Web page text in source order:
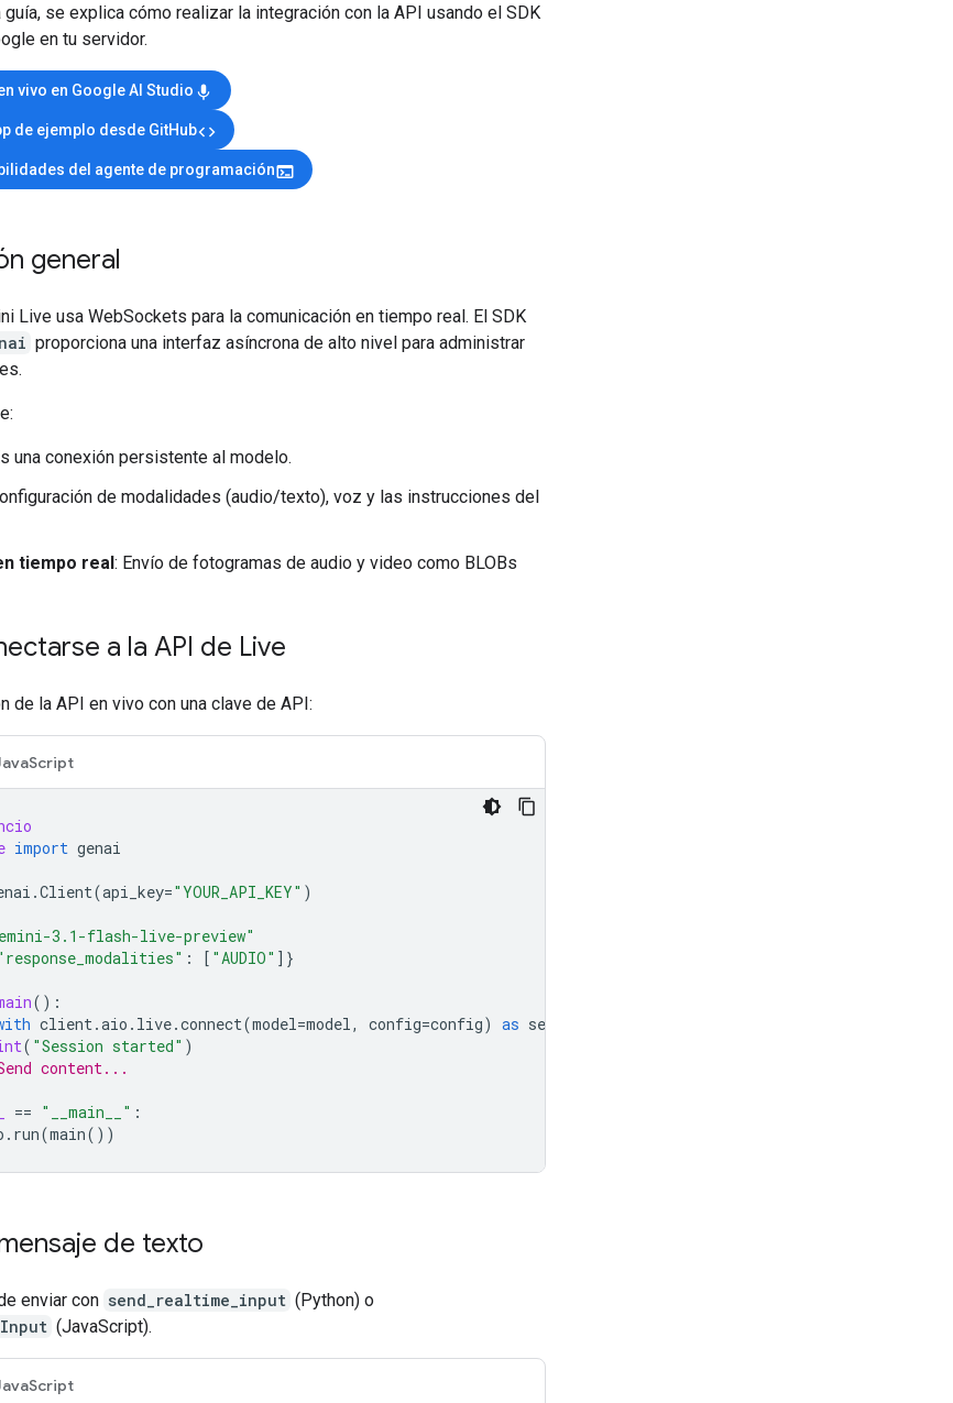
guía, se explica cómo realizar la integración con la API usando el SDK
en tu servidor.
vivo en Google AI Studio mic
de ejemplo desde GitHubcode
del agente de programaciónterminal
general
Live usa WebSockets para la comunicación en tiempo real. El SDK
proporciona una interfaz asíncrona de alto nivel para administrar
una conexión persistente al modelo.
de modalidades (audio/texto), voz y las instrucciones del
tiempo real: Envío de fotogramas de audio y video como BLOBs
a la API de Live
de la API en vivo con una clave de API:
import genai
.Client(api_key="YOUR_API_KEY" )
3.1-flash-live-preview"
: [ "AUDIO" ]}
():
client.aio . live.connect(model=model, config=config) as session
( "Session started" )
content...
== "__main__" :
. run(main())
de texto
enviar con send_realtime_input (Python) o
(JavaScript).